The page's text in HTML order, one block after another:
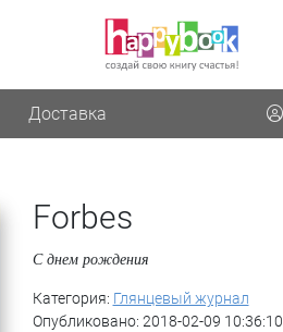
Доставка
Forbes
С днем рождения
Категория: Глянцевый журнал
Опубликовано: 2018-02-09 10:36:10